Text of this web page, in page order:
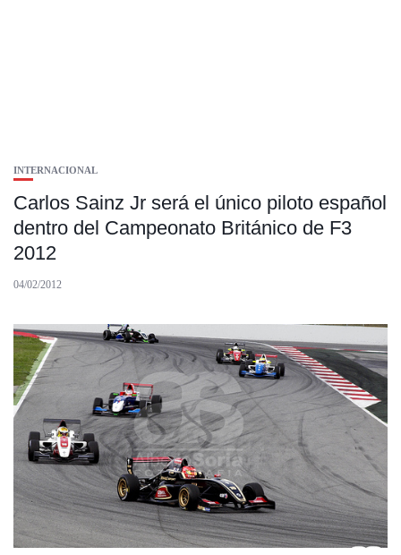
INTERNACIONAL
Carlos Sainz Jr será el único piloto español
dentro del Campeonato Británico de F3
2012
04/02/2012